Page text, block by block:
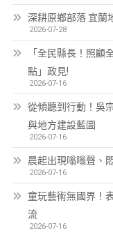
深耕原鄉部落 宜蘭
2026-07-28
「全民縣長！照顧
點」政見!
2026-07-16
從傾聽到行動！吳
與地方建設藍圖
2026-07-16
晨起出現嗡嗡聲、
2026-07-16
童玩藝術無國界！
流
2026-07-16